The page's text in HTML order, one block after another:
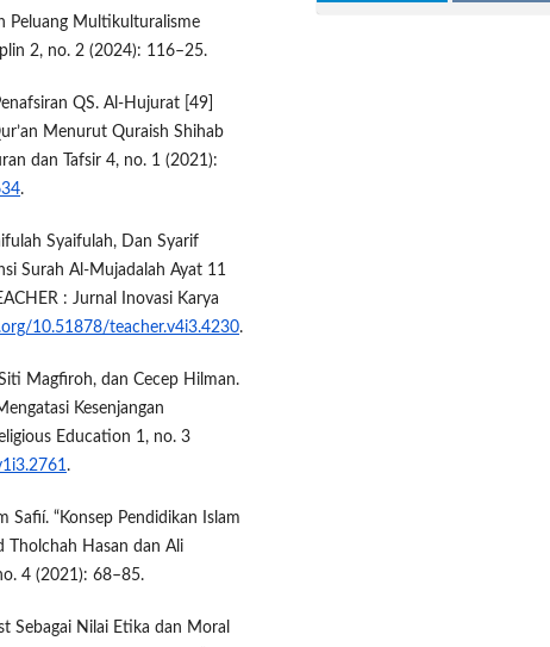
Peluang Multikulturalisme
2, no. 2 (2024): 116–25.
QS. Al-Hujurat [49]
Menurut Quraish Shihab
dan Tafsir 4, no. 1 (2021):
.
Syaifulah, Dan Syarif
Surah Al-Mujadalah Ayat 11
: Jurnal Inovasi Karya
10.51878/teacher.v4i3.4230.
Magfiroh, dan Cecep Hilman.
Kesenjangan
Education 1, no. 3
.
Safií. “Konsep Pendidikan Islam
Tholchah Hasan dan Ali
4 (2021): 68–85.
Sebagai Nilai Etika dan Moral